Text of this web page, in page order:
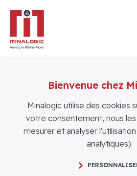
Bienvenue chez
Minalogic utilise des cookies
votre consentement, nous
mesurer et analyser
analytiques).